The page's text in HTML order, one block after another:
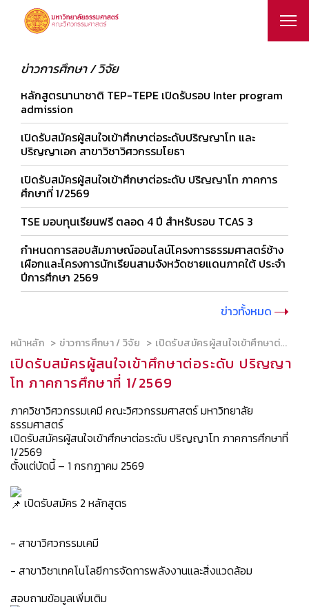
ข่าวการศึกษา / วิจัย
หลักสูตรนานาชาติ TEP-TEPE เปิดรับรอบ Inter program
admission
เปิดรับสมัครผู้สนใจเข้าศึกษาต่อระดับปริญญาโท และ
ปริญญาเอก สาขาวิชาวิศวกรรมโยธา
เปิดรับสมัครผู้สนใจเข้าศึกษาต่อระดับ ปริญญาโท ภาคการ
ศึกษาที่ 1/2569
TSE มอบทุนเรียนฟรี ตลอด 4 ปี สำหรับรอบ TCAS 3
กำหนดการสอบสัมภาษณ์ออนไลน์โครงการธรรมศาสตร์ช้าง
เผือกและโครงการนักเรียนสามจังหวัดชายแดนภาคใต้ ประจำ
ปีการศึกษา 2569
ข่าวทั้งหมด
หน้าหลัก ข่าวการศึกษา / วิจัย เปิดรับสมัครผู้สนใจเข้าศึกษาต่...
เปิดรับสมัครผู้สนใจเข้าศึกษาต่อระดับ ปริญญา
โท ภาคการศึกษาที่ 1/2569
ภาควิชาวิศวกรรมเคมี คณะวิศวกรรมศาสตร์ มหาวิทยาลัย
ธรรมศาสตร์
เปิดรับสมัครผู้สนใจเข้าศึกษาต่อระดับ ปริญญาโท ภาคการศึกษาที่
1/2569
ตั้งแต่บัดนี้ – 1 กรกฎาคม 2569
เปิดรับสมัคร 2 หลักสูตร
- สาขาวิศวกรรมเคมี
- สาขาวิชาเทคโนโลยีการจัดการพลังงานและสิ่งแวดล้อม
สอบถามข้อมูลเพิ่มเติม